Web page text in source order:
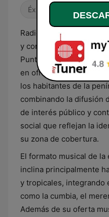
Éxitos clásicos
Radio Paquera es una
y comunitario con sede
Puntarenas, Costa
en ofrecer un servicio
los habitantes de la
combinando la difusión
de interés público y
social que reflejan la
su zona de cobertura.
El formato musical de
inclina principalmente
y tropicales, integrando
como la cumbia, el
Además de su oferta